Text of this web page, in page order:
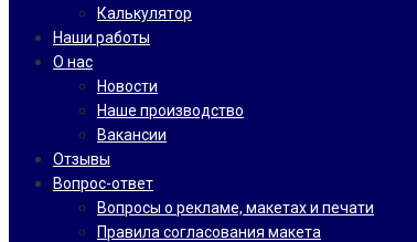
Калькулятор
Наши работы
О нас
Новости
Наше производство
Вакансии
Отзывы
Вопрос-ответ
Вопросы о рекламе, макетах и печати
Правила согласования макета